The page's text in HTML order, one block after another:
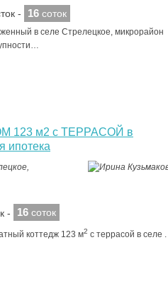
- 16 соток
в селе Стрелецкое, микрорайон
123 м2 с ТЕРРАСОЙ в
ипотека
- 16 соток
коттедж 123 м2 с террасой в селе .